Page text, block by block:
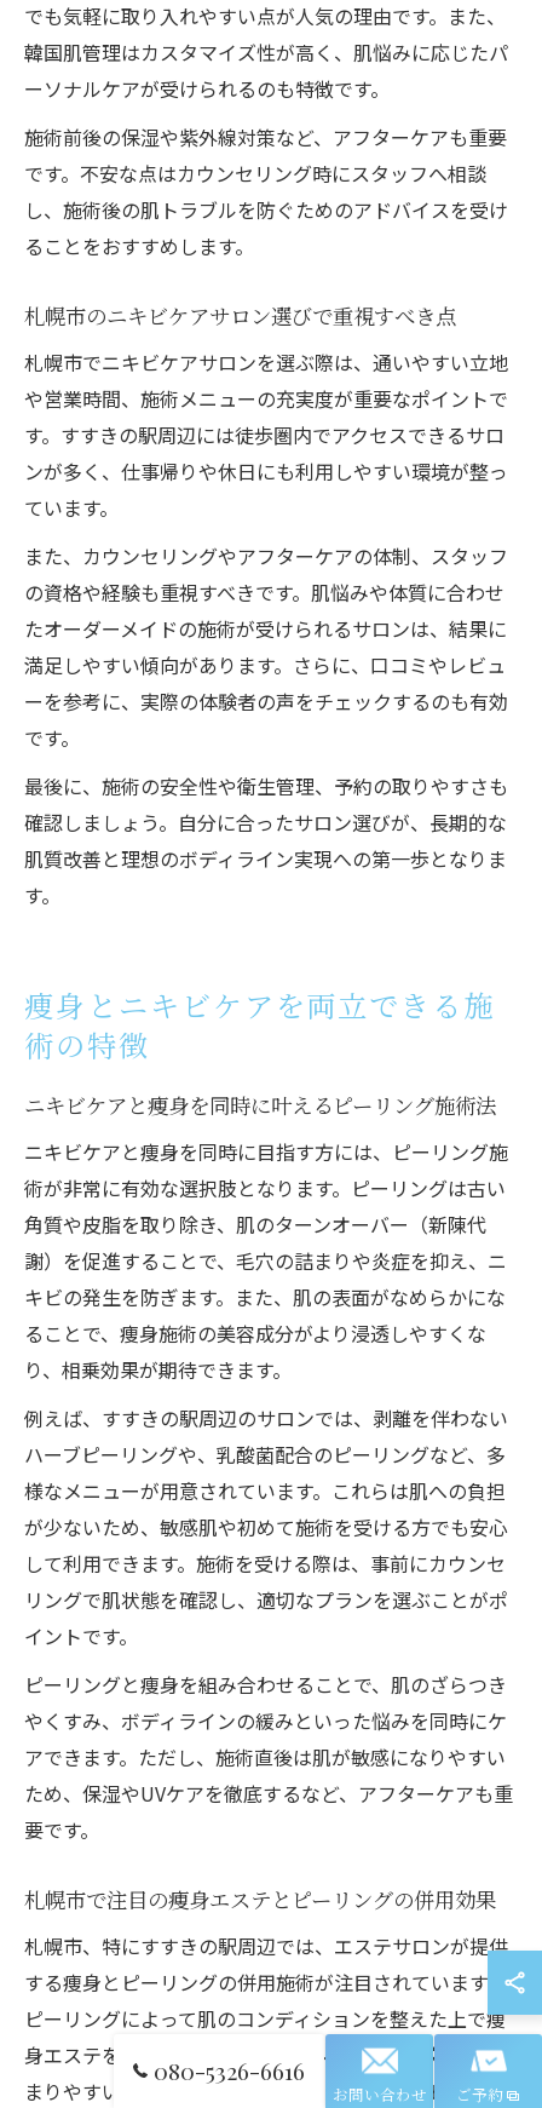
でも気軽に取り入れやすい点が人気の理由です。また、
韓国肌管理はカスタマイズ性が高く、肌悩みに応じたパ
ーソナルケアが受けられるのも特徴です。
施術前後の保湿や紫外線対策など、アフターケアも重要
です。不安な点はカウンセリング時にスタッフへ相談
し、施術後の肌トラブルを防ぐためのアドバイスを受け
ることをおすすめします。
札幌市のニキビケアサロン選びで重視すべき点
札幌市でニキビケアサロンを選ぶ際は、通いやすい立地
や営業時間、施術メニューの充実度が重要なポイントで
す。すすきの駅周辺には徒歩圏内でアクセスできるサロ
ンが多く、仕事帰りや休日にも利用しやすい環境が整っ
ています。
また、カウンセリングやアフターケアの体制、スタッフ
の資格や経験も重視すべきです。肌悩みや体質に合わせ
たオーダーメイドの施術が受けられるサロンは、結果に
満足しやすい傾向があります。さらに、口コミやレビュ
ーを参考に、実際の体験者の声をチェックするのも有効
です。
最後に、施術の安全性や衛生管理、予約の取りやすさも
確認しましょう。自分に合ったサロン選びが、長期的な
肌質改善と理想のボディライン実現への第一歩となりま
す。
痩身とニキビケアを両立できる施
術の特徴
ニキビケアと痩身を同時に叶えるピーリング施術法
ニキビケアと痩身を同時に目指す方には、ピーリング施
術が非常に有効な選択肢となります。ピーリングは古い
角質や皮脂を取り除き、肌のターンオーバー（新陳代
謝）を促進することで、毛穴の詰まりや炎症を抑え、ニ
キビの発生を防ぎます。また、肌の表面がなめらかにな
ることで、痩身施術の美容成分がより浸透しやすくな
り、相乗効果が期待できます。
例えば、すすきの駅周辺のサロンでは、剥離を伴わない
ハーブピーリングや、乳酸菌配合のピーリングなど、多
様なメニューが用意されています。これらは肌への負担
が少ないため、敏感肌や初めて施術を受ける方でも安心
して利用できます。施術を受ける際は、事前にカウンセ
リングで肌状態を確認し、適切なプランを選ぶことがポ
イントです。
ピーリングと痩身を組み合わせることで、肌のざらつき
やくすみ、ボディラインの緩みといった悩みを同時にケ
アできます。ただし、施術直後は肌が敏感になりやすい
ため、保湿やUVケアを徹底するなど、アフターケアも重
要です。
札幌市で注目の痩身エステとピーリングの併用効果
札幌市、特にすすきの駅周辺では、エステサロンが提供
する痩身とピーリングの併用施術が注目されています。
ピーリングによって肌のコンディションを整えた上で痩
身エステを受けると、ボディラインの引き締め効果が高
まりやすいのが特徴です。実際に、口コミやレビューで
080-5326-6616
お問い合わせ ご予約